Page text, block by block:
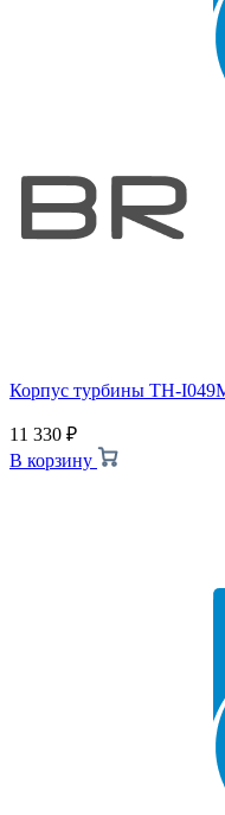
Корпус турбины TH-
11 330 ₽
В корзину